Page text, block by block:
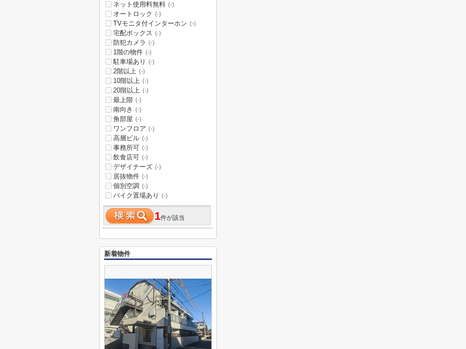
ネット使用料無料 (-)
オートロック (-)
TVモニタ付インターホン (-)
宅配ボックス (-)
防犯カメラ (-)
1階の物件 (-)
駐車場あり (-)
2階以上 (-)
10階以上 (-)
20階以上 (-)
最上階 (-)
南向き (-)
角部屋 (-)
ワンフロア (-)
高層ビル (-)
事務所可 (-)
飲食店可 (-)
デザイナーズ (-)
居抜物件 (-)
個別空調 (-)
バイク置場あり (-)
1件が該当
新着物件